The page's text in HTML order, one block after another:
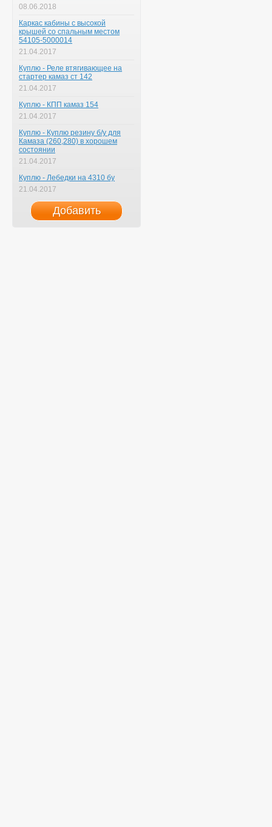
08.06.2018
Каркас кабины с высокой
крышей со спальным местом
54105-5000014
21.04.2017
Куплю - Реле втягивающее на
стартер камаз ст 142
21.04.2017
Куплю - КПП камаз 154
21.04.2017
Куплю - Куплю резину б/у для
Камаза (260,280) в хорошем
состоянии
21.04.2017
Куплю - Лебедки на 4310 бу
21.04.2017
Добавить